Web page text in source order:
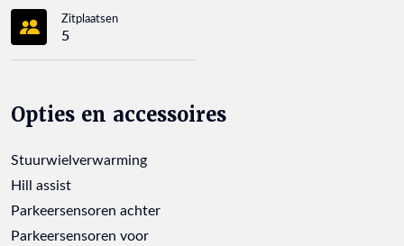
Zitplaatsen
5
Opties en accessoires
Stuurwielverwarming
Hill assist
Parkeersensoren achter
Parkeersensoren voor